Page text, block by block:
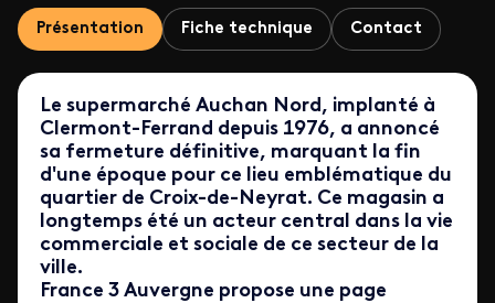
Présentation Fiche technique Contact
Le supermarché Auchan Nord, implanté à
Clermont-Ferrand depuis 1976, a annoncé
sa fermeture définitive, marquant la fin
d'une époque pour ce lieu emblématique du
quartier de Croix-de-Neyrat. Ce magasin a
longtemps été un acteur central dans la vie
commerciale et sociale de ce secteur de la
ville.
France 3 Auvergne propose une page